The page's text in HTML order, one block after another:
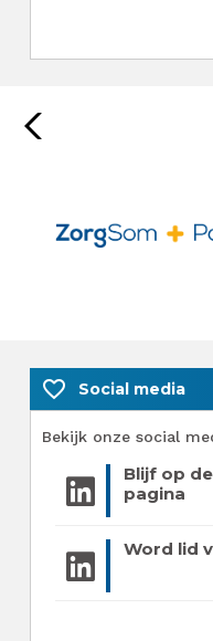
favorite_border Social media
Bekijk onze social
Blijf op
pagina
Word lid